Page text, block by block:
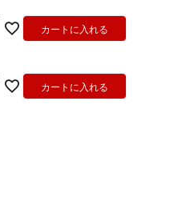
カートに入れる
カートに入れる